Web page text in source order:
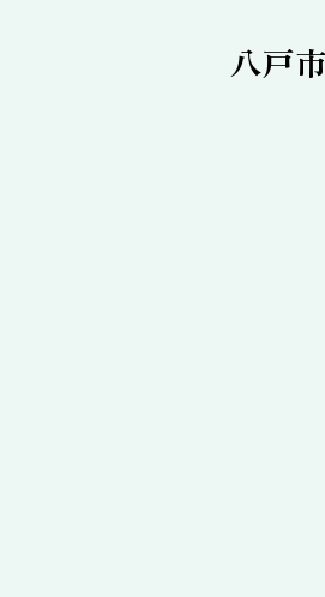
八戸